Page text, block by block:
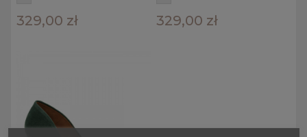
329,00 zł 329,00 zł